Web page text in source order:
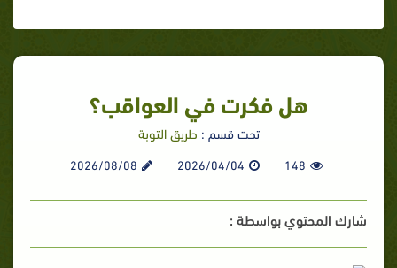
هل فكرت في العواقب؟
تحت قسم : طريق التوبة
148
2026/04/04
2026/08/08
شارك المحتوي بواسطة :